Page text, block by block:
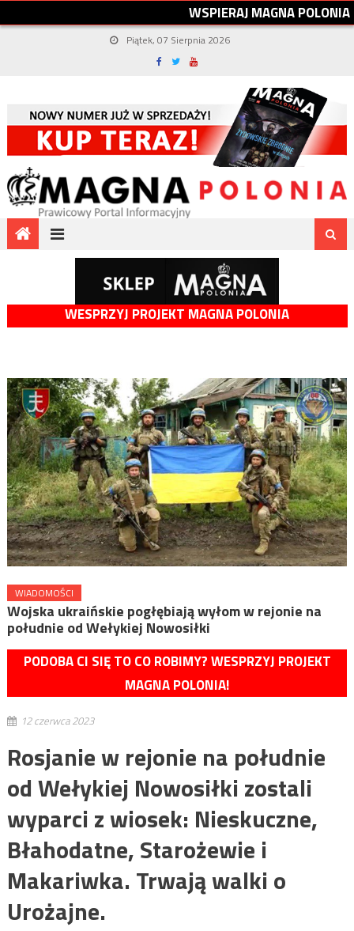
WSPIERAJMAGNAPOLONIA
Piątek, 07 Sierpnia 2026
WESPRZYJ PROJEKT MAGNA POLONIA
WIADOMOŚCI
Wojska ukraińskie pogłębiają wyłom w rejonie na
południe od Wełykiej Nowosiłki
PODOBA CI SIĘ TO CO ROBIMY? WESPRZYJ PROJEKT
MAGNA POLONIA!
12 czerwca 2023
Rosjanie w rejonie na południe
od Wełykiej Nowosiłki zostali
wyparci z wiosek: Nieskuczne,
Błahodatne, Starożewie i
Makariwka. Trwają walki o
Urożajne.